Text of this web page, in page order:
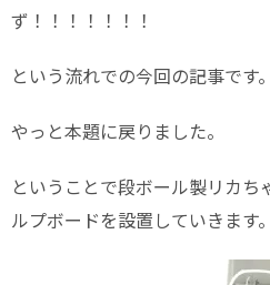
ず！！！！！！！
という流れでの今回の記事です。
やっと本題に戻りました。
ということで段ボール製リカち
ルプボードを設置していきます。